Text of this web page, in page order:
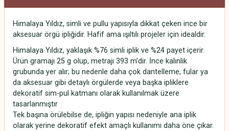
Himalaya Yıldız, simli ve pullu yapısıyla dikkat çeken ince bir
aksesuar örgü ipliğidir. Hafif ama ışıltılı projeler için idealdir.
Himalaya Yıldız, yaklaşık %76 simli iplik ve %24 payet içerir.
Ürün gramajı 25 g olup, metrajı 393 m’dir. İnce kalınlık
grubunda yer alır; bu nedenle daha çok dantelleme, fular ya
da aksesuar gibi detaylı örgülerde veya başka ipliklere
dekoratif sim-pul katmanı olarak kullanılmak üzere
tasarlanmıştır
Tek başına örülebilse de, ipliğin yapısı nedeniyle ana iplik
olarak yerine dekoratif efekt amaçlı kullanımı daha öne çıkar.